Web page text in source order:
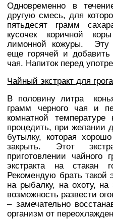
Одновременно в
другую смесь, для
пятьдесят грамм
кусочек коричной
лимонной кожуры. Эту
еще горячей и
чая. Напиток перед
Чайный экстракт для грога
В половину литра
грамм черного чая и
комнатной
процедить, при желании
бутылку, которая
закрыть. Этот
приготовлении чайного
экстракта на стакан
Рекомендую брать такой
на рыбалку, на охоту, на
возможность развести
– замечательно
организм от